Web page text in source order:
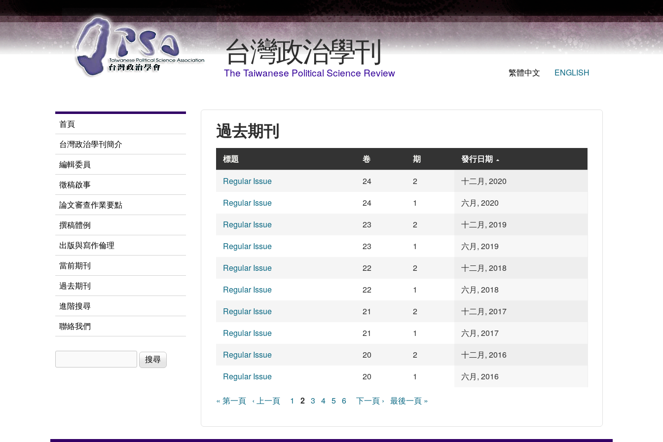
移至主內容
台灣政治學刊
The Taiwanese Political Science Review 繁體中文 ENGLISH
過去期刊
標題 卷 期
發行日期
Regular Issue
24 2
十二月, 2020
Regular Issue
24 1
六月, 2020
Regular Issue
23 2
十二月, 2019
Regular Issue
23 1
六月, 2019
Regular Issue
22 2
十二月, 2018
Regular Issue
22 1
六月, 2018
Regular Issue
21 2
十二月, 2017
Regular Issue
21 1
六月, 2017
Regular Issue
20 2
十二月, 2016
Regular Issue
20 1 六月, 2016
頁面
« 第一頁 ‹ 上一頁 1 2 3 4 5 6 下一頁 › 最後一頁 »
首頁
台灣政治學刊簡介
編輯委員
徵稿啟事
論文審查作業要點
撰稿體例
出版與寫作倫理
當前期刊
過去期刊
進階搜尋
聯絡我們
搜尋表單